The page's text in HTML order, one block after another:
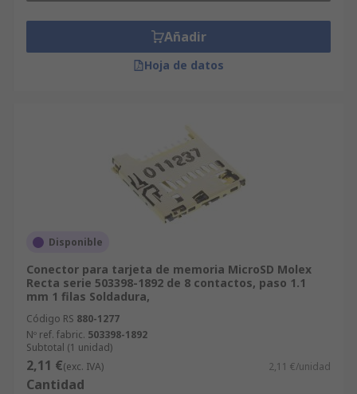
Añadir
Hoja de datos
Disponible
Conector para tarjeta de memoria MicroSD Molex
Recta serie 503398-1892 de 8 contactos, paso 1.1
mm 1 filas Soldadura,
Código RS 880-1277
Nº ref. fabric. 503398-1892
Subtotal (1 unidad)
2,11 €(exc. IVA) 2,11 €/unidad
Cantidad